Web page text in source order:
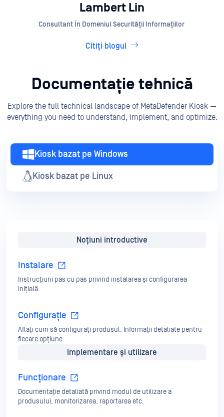
Lambert Lin
Consultant În Domeniul Securității Informațiilor
Citiți blogul
Documentație tehnică
Explore the full technical landscape of MetaDefender Kiosk —
everything you need to understand, implement, and optimize.
Kiosk bazat pe Windows
Kiosk bazat pe Linux
Noțiuni introductive
Instalare
Instrucțiuni pas cu pas privind instalarea și configurarea
inițială.
Configurație
Aflați cum să configurați produsul. Informații detaliate pentru
fiecare opțiune.
Implementare și utilizare
Funcționare
Documentație detaliată privind modul de utilizare a
produsului, monitorizarea, raportarea etc.